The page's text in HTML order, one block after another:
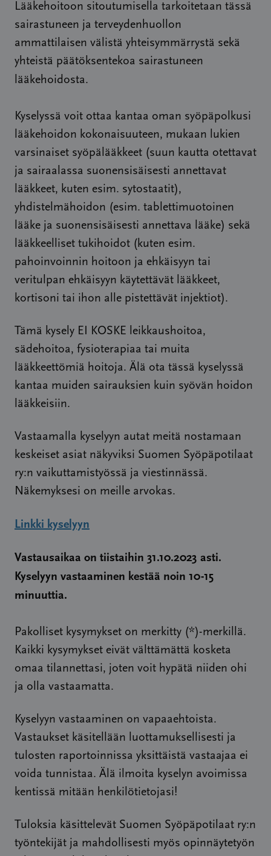
Lääkehoitoon sitoutumisella tarkoitetaan tässä
sairastuneen ja terveydenhuollon
ammattilaisen välistä yhteisymmärrystä sekä
yhteistä päätöksentekoa sairastuneen
lääkehoidosta.
Kyselyssä voit ottaa kantaa oman syöpäpolkusi
lääkehoidon kokonaisuuteen, mukaan lukien
varsinaiset syöpälääkkeet (suun kautta otettavat
ja sairaalassa suonensisäisesti annettavat
lääkkeet, kuten esim. sytostaatit),
yhdistelmähoidon (esim. tablettimuotoinen
lääke ja suonensisäisesti annettava lääke) sekä
lääkkeelliset tukihoidot (kuten esim.
pahoinvoinnin hoitoon ja ehkäisyyn tai
veritulpan ehkäisyyn käytettävät lääkkeet,
kortisoni tai ihon alle pistettävät injektiot).
Tämä kysely EI KOSKE leikkaushoitoa,
sädehoitoa, fysioterapiaa tai muita
lääkkeettömiä hoitoja. Älä ota tässä kyselyssä
kantaa muiden sairauksien kuin syövän hoidon
lääkkeisiin.
Vastaamalla kyselyyn autat meitä nostamaan
keskeiset asiat näkyviksi Suomen Syöpäpotilaat
ry:n vaikuttamistyössä ja viestinnässä.
Näkemyksesi on meille arvokas.
Linkki kyselyyn
Vastausaikaa on tiistaihin 31.10.2023 asti.
Kyselyyn vastaaminen kestää noin 10-15
minuuttia.
Pakolliset kysymykset on merkitty (*)-merkillä.
Kaikki kysymykset eivät välttämättä kosketa
omaa tilannettasi, joten voit hypätä niiden ohi
ja olla vastaamatta.
Kyselyyn vastaaminen on vapaaehtoista.
Vastaukset käsitellään luottamuksellisesti ja
tulosten raportoinnissa yksittäistä vastaajaa ei
voida tunnistaa. Älä ilmoita kyselyn avoimissa
kentissä mitään henkilötietojasi!
Tuloksia käsittelevät Suomen Syöpäpotilaat ry:n
työntekijät ja mahdollisesti myös opinnäytetyön